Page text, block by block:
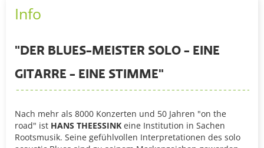
Info
"DER BLUES-MEISTER SOLO - EINE
GITARRE - EINE STIMME"
Nach mehr als 8000 Konzerten und 50 Jahren "on the
road" ist HANS THEESSINK eine Institution in Sachen
Rootsmusik. Seine gefühlvollen Interpretationen des solo